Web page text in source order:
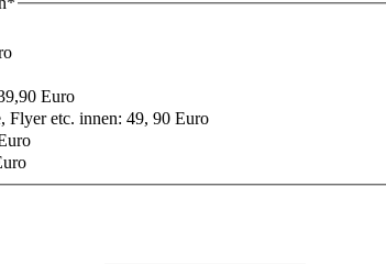
Euro
Flyer etc. innen: 49, 90 Euro